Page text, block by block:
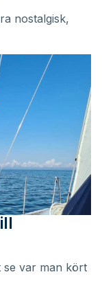
nostalgisk,
se var man kört